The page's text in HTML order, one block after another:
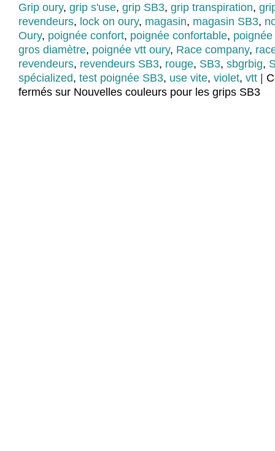
Grip oury, grip s'use, grip SB3, grip transpiration,
revendeurs, lock on oury, magasin, magasin SB3,
Oury, poignée confort, poignée confortable,
gros diamètre, poignée vtt oury, Race company,
revendeurs, revendeurs SB3, rouge, SB3, sbgrbig,
spécialized, test poignée SB3, use vite, violet, vtt
fermés sur Nouvelles couleurs pour les grips SB3